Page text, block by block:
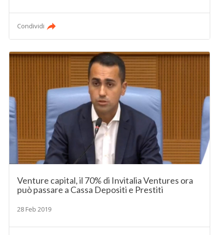
Condividi
Venture capital, il 70% di Invitalia Ventures ora
può passare a Cassa Depositi e Prestiti
28 Feb 2019